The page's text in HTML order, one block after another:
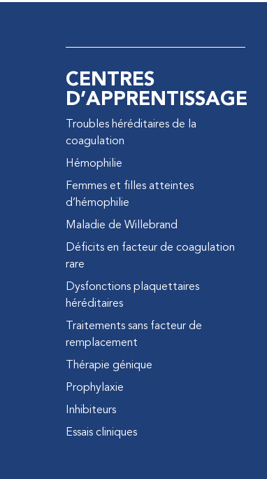
CENTRES
D’APPRENTISSAGE
Troubles héréditaires de la
coagulation
Hémophilie
Femmes et filles atteintes
d’hémophilie
Maladie de Willebrand
Déficits en facteur de coagulation
rare
Dysfonctions plaquettaires
héréditaires
Traitements sans facteur de
remplacement
Thérapie génique
Prophylaxie
Inhibiteurs
Essais cliniques